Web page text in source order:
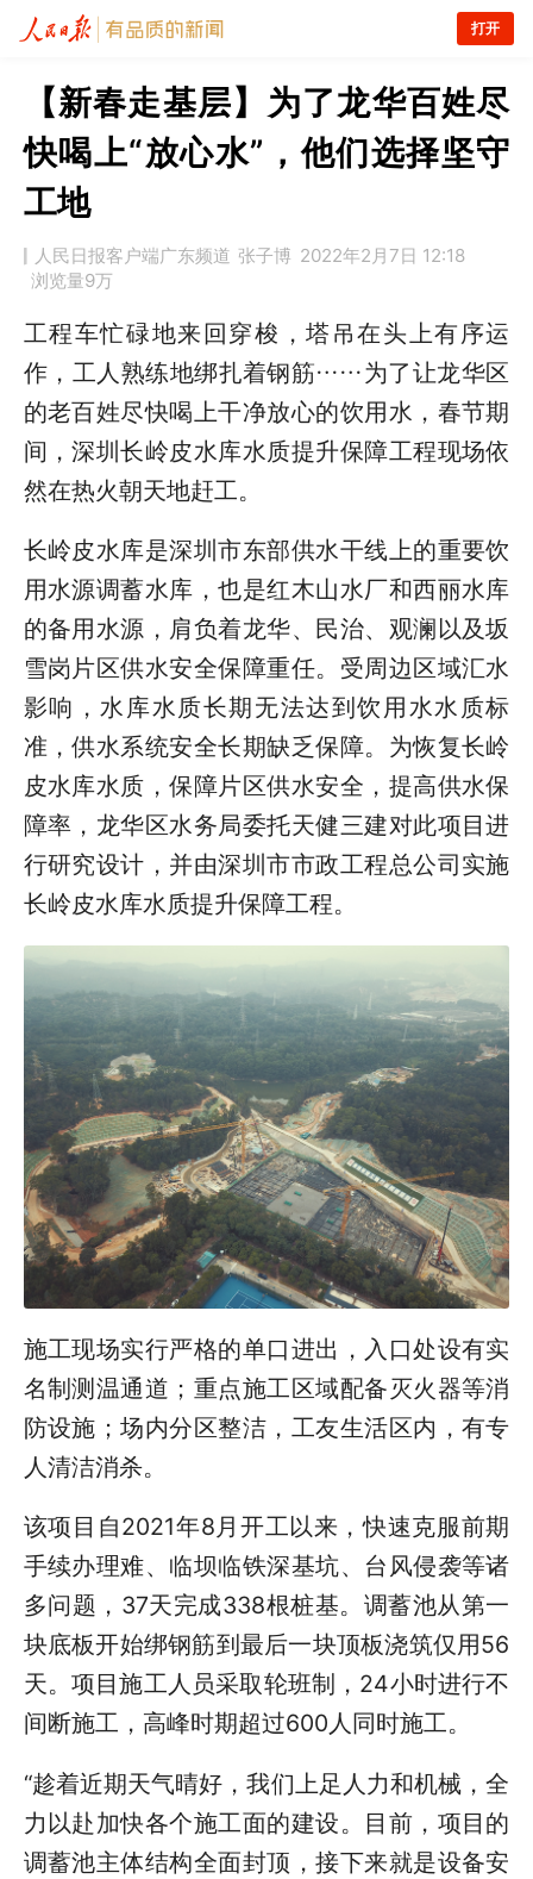
打开
【新春走基层】为了龙华百姓尽
快喝上“放心水”，他们选择坚守
工地
人民日报客户端广东频道 张子博 2022年2月7日 12:18
浏览量9万
工程车忙碌地来回穿梭，塔吊在头上有序运
作，工人熟练地绑扎着钢筋……为了让龙华区
的老百姓尽快喝上干净放心的饮用水，春节期
间，深圳长岭皮水库水质提升保障工程现场依
然在热火朝天地赶工。
长岭皮水库是深圳市东部供水干线上的重要饮
用水源调蓄水库，也是红木山水厂和西丽水库
的备用水源，肩负着龙华、民治、观澜以及坂
雪岗片区供水安全保障重任。受周边区域汇水
影响，水库水质长期无法达到饮用水水质标
准，供水系统安全长期缺乏保障。为恢复长岭
皮水库水质，保障片区供水安全，提高供水保
障率，龙华区水务局委托天健三建对此项目进
行研究设计，并由深圳市市政工程总公司实施
长岭皮水库水质提升保障工程。
施工现场实行严格的单口进出，入口处设有实
名制测温通道；重点施工区域配备灭火器等消
防设施；场内分区整洁，工友生活区内，有专
人清洁消杀。
该项目自2021年8月开工以来，快速克服前期
手续办理难、临坝临铁深基坑、台风侵袭等诸
多问题，37天完成338根桩基。调蓄池从第一
块底板开始绑钢筋到最后一块顶板浇筑仅用56
天。项目施工人员采取轮班制，24小时进行不
间断施工，高峰时期超过600人同时施工。
“趁着近期天气晴好，我们上足人力和机械，全
力以赴加快各个施工面的建设。目前，项目的
调蓄池主体结构全面封顶，接下来就是设备安